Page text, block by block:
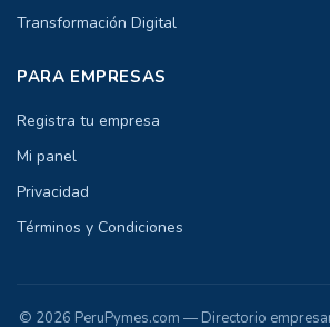
Transformación Digital
PARA EMPRESAS
Registra tu empresa
Mi panel
Privacidad
Términos y Condiciones
© 2026 PeruPymes.com — Directorio